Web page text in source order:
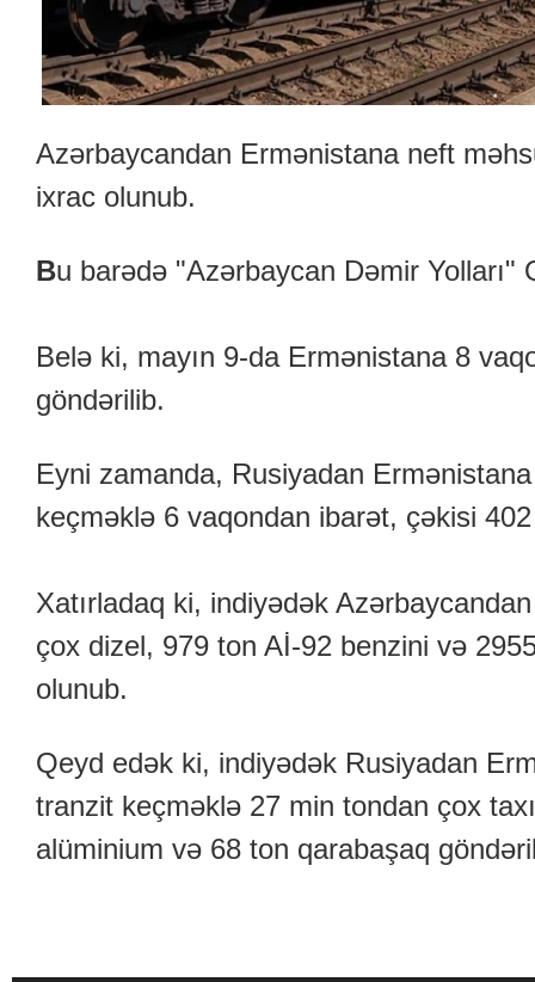
Azərbaycandan Ermənistana neft
ixrac olunub.
Bu barədə "Azərbaycan Dəmir Yolları"
Belə ki, mayın 9-da Ermənistana 8
göndərilib.
Eyni zamanda, Rusiyadan
keçməklə 6 vaqondan ibarət, çəkisi
Xatırladaq ki, indiyədək
çox dizel, 979 ton Aİ-92 benzini və
olunub.
Qeyd edək ki, indiyədək Rusiyadan
tranzit keçməklə 27 min tondan çox
alüminium və 68 ton qarabaşaq